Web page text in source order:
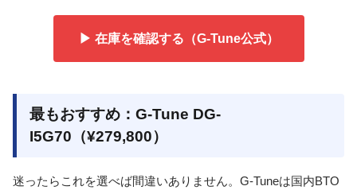
▶ 在庫を確認する（G-Tune公式）
最もおすすめ：G-Tune DG-
I5G70（¥279,800）
迷ったらこれを選べば間違いありません。G-Tuneは国内BTO